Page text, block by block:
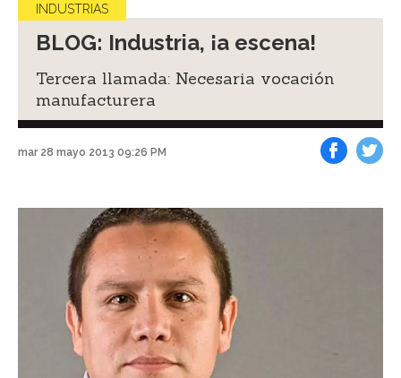
INDUSTRIAS
BLOG: Industria, ¡a escena!
Tercera llamada: Necesaria vocación
manufacturera
mar 28 mayo 2013 09:26 PM